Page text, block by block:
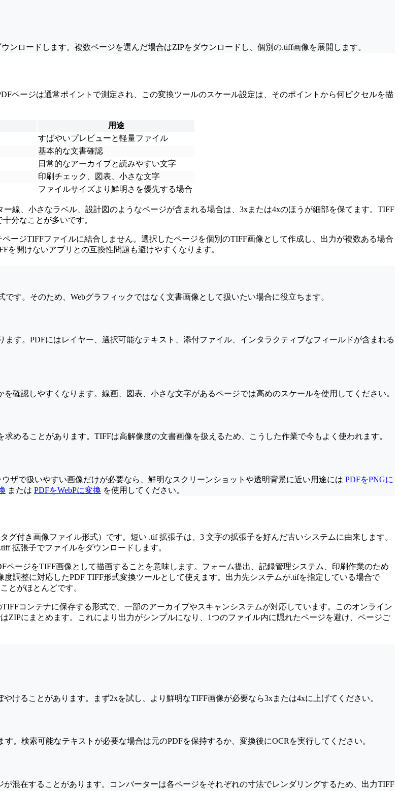
ロードします。複数ページを選んだ場合はZIPをダウンロードし、個別の.tiff画像を展開します。
ページは通常ポイントで測定され、この変換ツールのスケール設定は、そのポイントから何ピクセルを描
用途
すばやいプレビューと軽量ファイル
基本的な文書確認
日常的なアーカイブと読みやすい文字
印刷チェック、図表、小さな文字
ファイルサイズより鮮明さを優先する場合
線、小さなラベル、設計図のようなページが含まれる場合は、3xまたは4xのほうが細部を保てます。TIFF
分なことが多いです。
ージTIFFファイルに結合しません。選択したページを個別のTIFF画像として作成し、出力が複数ある場合
を開けないアプリとの互換性問題も避けやすくなります。
す。そのため、Webグラフィックではなく文書画像として扱いたい場合に役立ちます。
す。PDFにはレイヤー、選択可能なテキスト、添付ファイル、インタラクティブなフィールドが含まれる
確認しやすくなります。線画、図表、小さな文字があるページでは高めのスケールを使用してください。
めることがあります。TIFFは高解像度の文書画像を扱えるため、こうした作業で今もよく使われます。
ザで扱いやすい画像だけが必要なら、鮮明なスクリーンショットや透明背景に近い用途には PDFをPNGに
または PDFをWebPに変換 を使用してください。
グ付き画像ファイル形式）です。短い .tif 拡張子は、3 文字の拡張子を好んだ古いシステムに由来します。
拡張子でファイルをダウンロードします。
ページをTIFF画像として描画することを意味します。フォーム提出、記録管理システム、印刷作業のため
調整に対応したPDF TIFF形式変換ツールとして使えます。出力先システムが.tifを指定している場合で
とがほとんどです。
コンテナに保存する形式で、一部のアーカイブやスキャンシステムが対応しています。このオンライン
ZIPにまとめます。これにより出力がシンプルになり、1つのファイル内に隠れたページを避け、ページご
けることがあります。まず2xを試し、より鮮明なTIFF画像が必要なら3xまたは4xに上げてください。
。検索可能なテキストが必要な場合は元のPDFを保持するか、変換後にOCRを実行してください。
混在することがあります。コンバーターは各ページをそれぞれの寸法でレンダリングするため、出力TIFF